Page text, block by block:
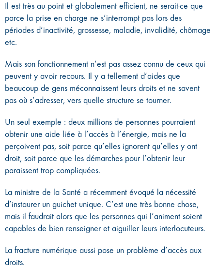
Il est très au point et globalement efficient, ne serait-ce que
parce la prise en charge ne s’interrompt pas lors des
périodes d’inactivité, grossesse, maladie, invalidité, chômage
etc.
Mais son fonctionnement n’est pas assez connu de ceux qui
peuvent y avoir recours. Il y a tellement d’aides que
beaucoup de gens méconnaissent leurs droits et ne savent
pas où s’adresser, vers quelle structure se tourner.
Un seul exemple : deux millions de personnes pourraient
obtenir une aide liée à l’accès à l’énergie, mais ne la
perçoivent pas, soit parce qu’elles ignorent qu’elles y ont
droit, soit parce que les démarches pour l’obtenir leur
paraissent trop compliquées.
La ministre de la Santé a récemment évoqué la nécessité
d’instaurer un guichet unique. C’est une très bonne chose,
mais il faudrait alors que les personnes qui l’animent soient
capables de bien renseigner et aiguiller leurs interlocuteurs.
La fracture numérique aussi pose un problème d’accès aux
droits.